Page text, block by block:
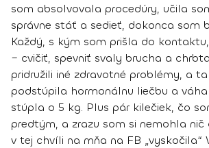
som absolvovala procedúry, učila
správne stáť a sedieť, dokonca som
Každý, s kým som prišla do
– cvičiť, spevniť svaly brucha a
pridružili iné zdravotné problémy, a
podstúpila hormonálnu liečbu a
stúpla o 5 kg. Plus pár kilečiek, čo
predtým, a zrazu som si nemohla nič
v tej chvíli na mňa na FB „vyskočila“